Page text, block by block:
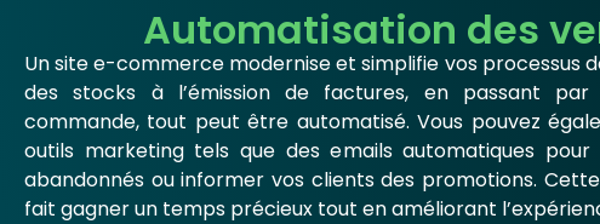
Automatisation des
Un site e-commerce modernise et simplifie vos processus
des stocks à l’émission de factures, en passant
commande, tout peut être automatisé. Vous pouvez
outils marketing tels que des emails automatiques
abandonnés ou informer vos clients des promotions.
fait gagner un temps précieux tout en améliorant